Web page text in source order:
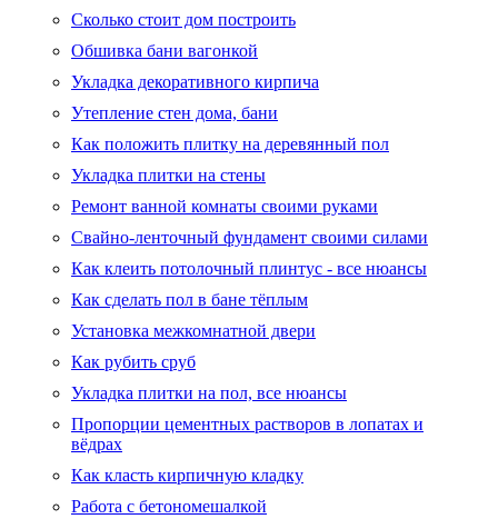
Сколько стоит дом построить
Обшивка бани вагонкой
Укладка декоративного кирпича
Утепление стен дома, бани
Как положить плитку на деревянный пол
Укладка плитки на стены
Ремонт ванной комнаты своими руками
Свайно-ленточный фундамент своими силами
Как клеить потолочный плинтус - все нюансы
Как сделать пол в бане тёплым
Установка межкомнатной двери
Как рубить сруб
Укладка плитки на пол, все нюансы
Пропорции цементных растворов в лопатах и
вёдрах
Как класть кирпичную кладку
Работа с бетономешалкой